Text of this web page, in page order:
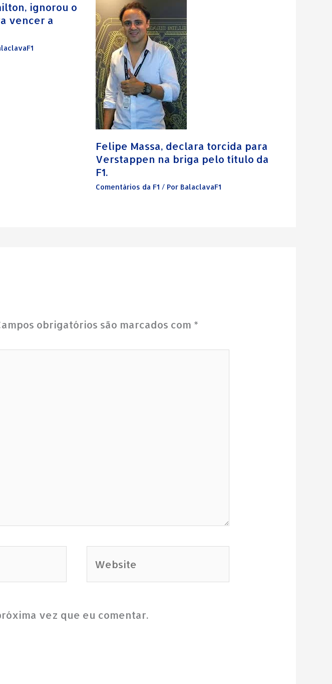
ignorou o
vencer a
Felipe Massa, declara torcida para
Verstappen na briga pelo título da
F1.
Comentários da F1 / Por BalaclavaF1
obrigatórios são marcados com *
vez que eu comentar.